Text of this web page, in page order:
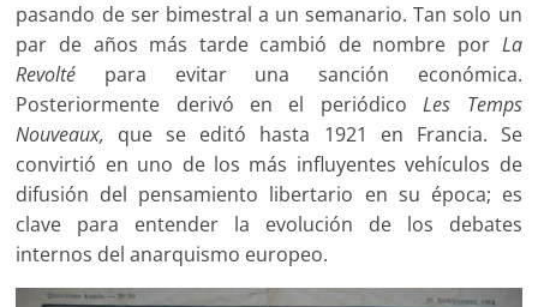
pasando de ser bimestral a un semanario. Tan solo un
par de años más tarde cambió de nombre por La
Revolté para evitar una sanción económica.
Posteriormente derivó en el periódicoLes Temps
Nouveaux, que se editó hasta 1921 en Francia. Se
convirtió en uno de los más influyentes vehículos de
difusión del pensamiento libertario en su época; es
clave para entender la evolución de los debates
internos del anarquismo europeo.